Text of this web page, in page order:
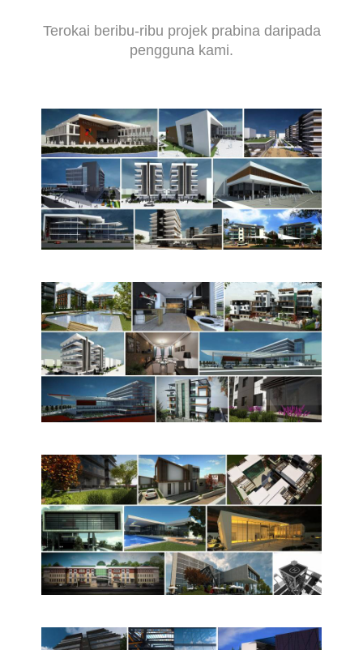
Terokai beribu-ribu projek prabina daripada
pengguna kami.